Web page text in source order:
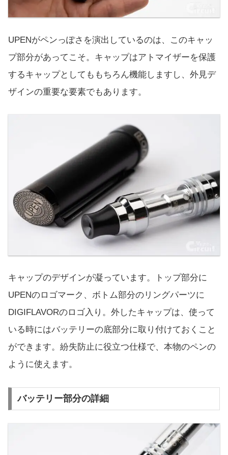
UPENがペンっぽさを演出しているのは、このキャッ
プ部分があってこそ。キャップはアトマイザーを保護
するキャップとしてももちろん機能しますし、外見デ
ザインの重要な要素でもあります。
キャップのデザインが凝っています。トップ部分に
UPENのロゴマーク、ボトム部分のリングパーツに
DIGIFLAVORのロゴ入り。外したキャップは、使って
いる時にはバッテリーの底部分に取り付けておくこと
ができます。紛失防止に役立つ仕様で、本物のペンの
ように使えます。
バッテリー部分の詳細